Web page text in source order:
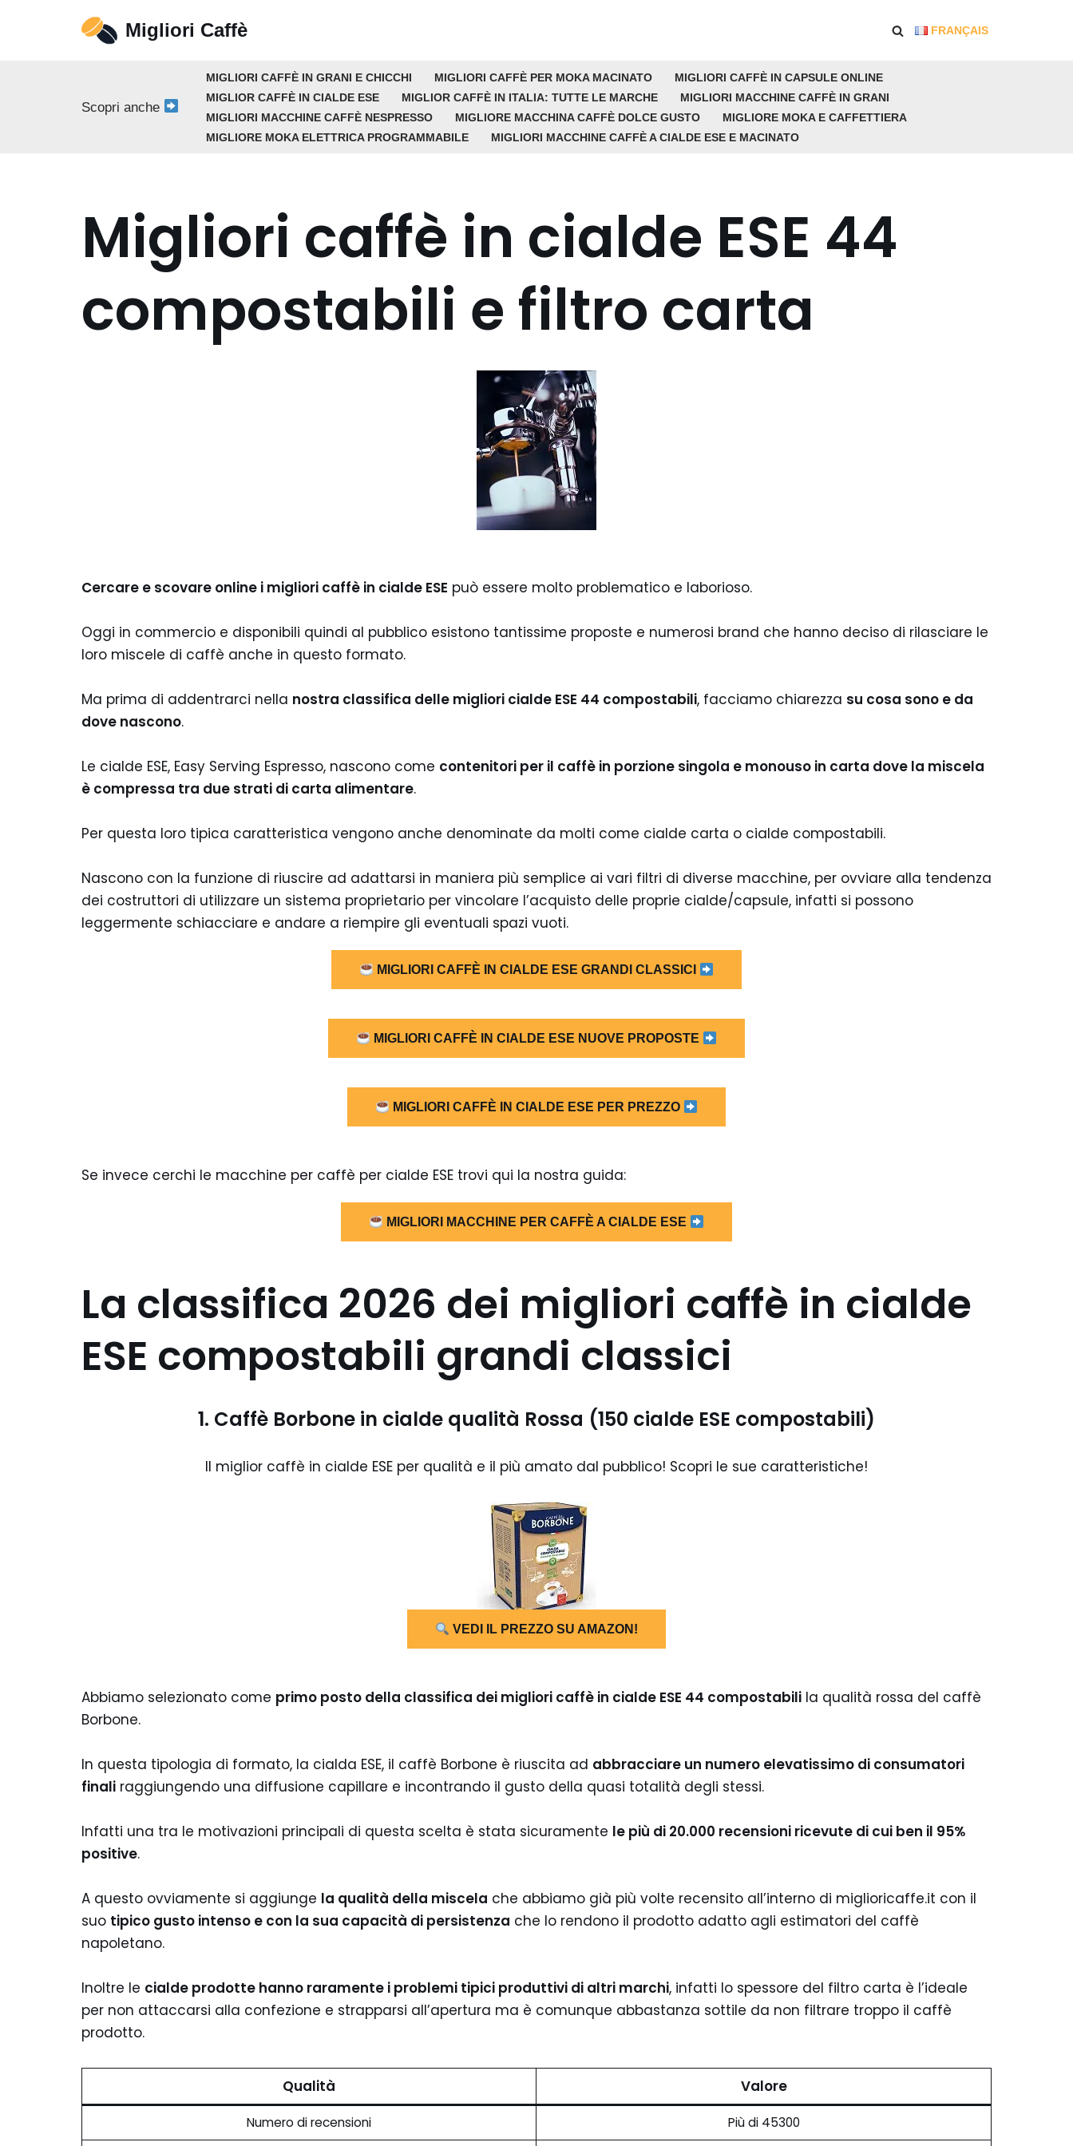
Migliori Caffè FRANÇAIS
Scopri anche
MIGLIORI CAFFÈ IN GRANI E CHICCHI MIGLIORI CAFFÈ PER MOKA MACINATO
MIGLIORI CAFFÈ IN CAPSULE ONLINE
MIGLIOR CAFFÈ IN CIALDE ESE
MIGLIOR CAFFÈ IN ITALIA: TUTTE LE MARCHE
MIGLIORI MACCHINE CAFFÈ IN GRANI
MIGLIORI MACCHINE CAFFÈ NESPRESSO
MIGLIORE MACCHINA CAFFÈ DOLCE GUSTO
MIGLIORE MOKA E CAFFETTIERA
MIGLIORE MOKA ELETTRICA PROGRAMMABILE
MIGLIORI MACCHINE CAFFÈ A CIALDE ESE E MACINATO
Migliori caffè in cialde ESE 44
compostabili e filtro carta
Cercare e scovare online i migliori caffè in cialde ESE può essere molto problematico e laborioso.
Oggi in commercio e disponibili quindi al pubblico esistono tantissime proposte e numerosi brand che hanno deciso di rilasciare le
loro miscele di caffè anche in questo formato.
Ma prima di addentrarci nella nostra classifica delle migliori cialde ESE 44 compostabili, facciamo chiarezza su cosa sono e da
dove nascono.
Le cialde ESE, Easy Serving Espresso, nascono come contenitori per il caffè in porzione singola e monouso in carta dove la miscela
è compressa tra due strati di carta alimentare.
Per questa loro tipica caratteristica vengono anche denominate da molti come cialde carta o cialde compostabili.
Nascono con la funzione di riuscire ad adattarsi in maniera più semplice ai vari filtri di diverse macchine, per ovviare alla tendenza
dei costruttori di utilizzare un sistema proprietario per vincolare l’acquisto delle proprie cialde/capsule, infatti si possono
leggermente schiacciare e andare a riempire gli eventuali spazi vuoti.
MIGLIORI CAFFÈ IN CIALDE ESE GRANDI CLASSICI
MIGLIORI CAFFÈ IN CIALDE ESE NUOVE PROPOSTE
MIGLIORI CAFFÈ IN CIALDE ESE PER PREZZO
Se invece cerchi le macchine per caffè per cialde ESE trovi qui la nostra guida:
MIGLIORI MACCHINE PER CAFFÈ A CIALDE ESE
La classifica 2026 dei migliori caffè in cialde
ESE compostabili grandi classici
1. Caffè Borbone in cialde qualità Rossa (150 cialde ESE compostabili)
Il miglior caffè in cialde ESE per qualità e il più amato dal pubblico! Scopri le sue caratteristiche!
VEDI IL PREZZO SU AMAZON!
Abbiamo selezionato come primo posto della classifica dei migliori caffè in cialde ESE 44 compostabili la qualità rossa del caffè
Borbone.
In questa tipologia di formato, la cialda ESE, il caffè Borbone è riuscita ad abbracciare un numero elevatissimo di consumatori
finali raggiungendo una diffusione capillare e incontrando il gusto della quasi totalità degli stessi.
Infatti una tra le motivazioni principali di questa scelta è stata sicuramente le più di 20.000 recensioni ricevute di cui ben il 95%
positive.
A questo ovviamente si aggiunge la qualità della miscela che abbiamo già più volte recensito all’interno di miglioricaffe.it con il
suo tipico gusto intenso e con la sua capacità di persistenza che lo rendono il prodotto adatto agli estimatori del caffè
napoletano.
Inoltre le cialde prodotte hanno raramente i problemi tipici produttivi di altri marchi, infatti lo spessore del filtro carta è l’ideale
per non attaccarsi alla confezione e strapparsi all’apertura ma è comunque abbastanza sottile da non filtrare troppo il caffè
prodotto.
Qualità Valore
Numero di recensioni Più di 45300